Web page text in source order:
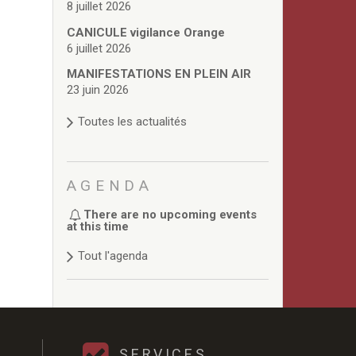
8 juillet 2026
CANICULE vigilance Orange
6 juillet 2026
MANIFESTATIONS EN PLEIN AIR
23 juin 2026
Toutes les actualités
AGENDA
There are no upcoming events
at this time
Tout l'agenda